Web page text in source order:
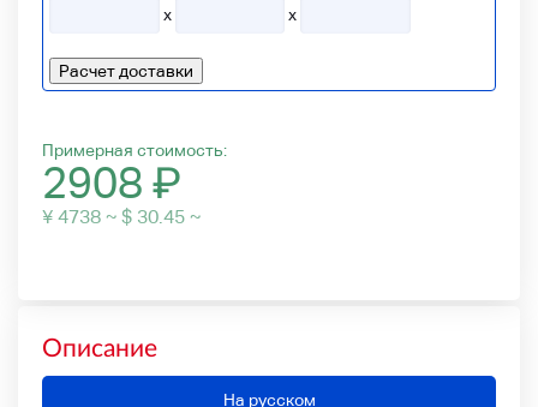
x
x
Расчет доставки
Примерная стоимость:
2908 ₽
¥ 4738 ~ $ 30.45 ~
Описание
На русском